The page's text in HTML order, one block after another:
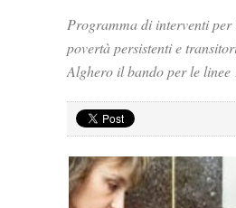
Programma di interventi
povertà persistenti e
Alghero il bando per le linee